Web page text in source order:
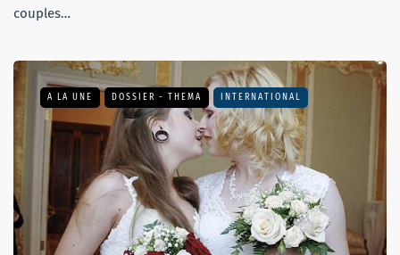
couples…
A LA UNE DOSSIER - THEMA INTERNATIONAL